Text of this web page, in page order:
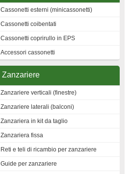
Cassonetti esterni (minicassonetti)
Cassonetti coibentati
Cassonetti coprirullo in EPS
Accessori cassonetti
Zanzariere
Zanzariere verticali (finestre)
Zanzariere laterali (balconi)
Zanzariera in kit da taglio
Zanzariera fissa
Reti e teli di ricambio per zanzariere
Guide per zanzariere